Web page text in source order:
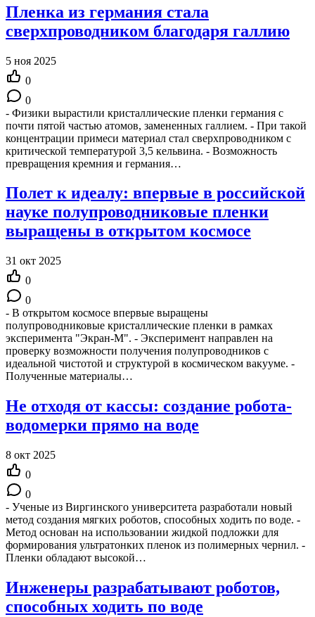
Пленка из германия стала
сверхпроводником благодаря галлию
5 ноя 2025
0
0
- Физики вырастили кристаллические пленки германия с
почти пятой частью атомов, замененных галлием. - При такой
концентрации примеси материал стал сверхпроводником с
критической температурой 3,5 кельвина. - Возможность
превращения кремния и германия…
Полет к идеалу: впервые в российской
науке полупроводниковые пленки
выращены в открытом космосе
31 окт 2025
0
0
- В открытом космосе впервые выращены
полупроводниковые кристаллические пленки в рамках
эксперимента "Экран-М". - Эксперимент направлен на
проверку возможности получения полупроводников с
идеальной чистотой и структурой в космическом вакууме. -
Полученные материалы…
Не отходя от кассы: создание робота-
водомерки прямо на воде
8 окт 2025
0
0
- Ученые из Виргинского университета разработали новый
метод создания мягких роботов, способных ходить по воде. -
Метод основан на использовании жидкой подложки для
формирования ультратонких пленок из полимерных чернил. -
Пленки обладают высокой…
Инженеры разрабатывают роботов,
способных ходить по воде